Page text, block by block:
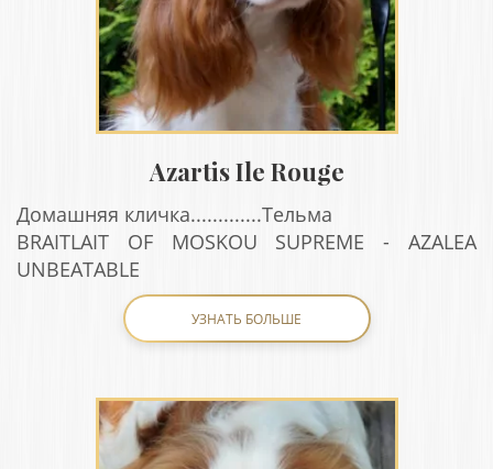
Azartis Ile Rouge
Домашняя кличка.............Тельма
BRAITLAIT OF MOSKOU SUPREME - AZALEA
UNBEATABLE
УЗНАТЬ БОЛЬШЕ